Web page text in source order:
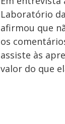
Laboratório
afirmou que
os
assiste às
valor do que